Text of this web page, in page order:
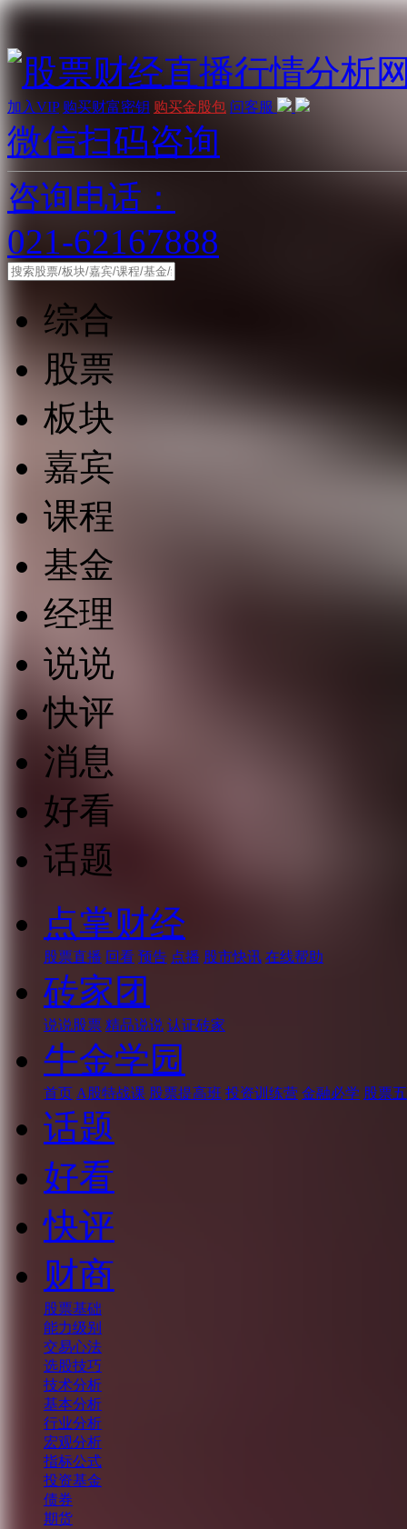
加入VIP 购买财富密钥 购买金股包 问客服
微信扫码咨询
咨询电话：
021-62167888
综合
股票
板块
嘉宾
课程
基金
经理
说说
快评
消息
好看
话题
点掌财经
股票直播 回看 预告 点播 股市快讯 在线帮助
砖家团
说说股票 精品说说 认证砖家
牛金学园
首页 A股特战课 股票提高班 投资训练营 金融必学 股票
话题
好看
快评
财商
股票基础
能力级别
交易心法
选股技巧
技术分析
基本分析
行业分析
宏观分析
指标公式
投资基金
债券
期货